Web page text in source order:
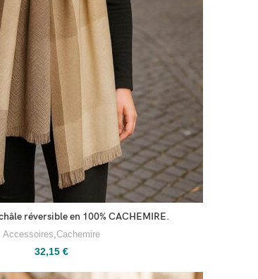
réversible en 100% CACHEMIRE.
Accessoires,Cachemire
32,15€